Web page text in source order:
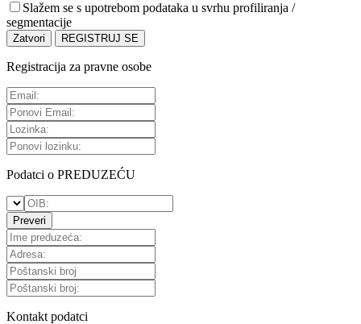
Slažem se s upotrebom podataka u svrhu profiliranja /
segmentacije
Zatvori REGISTRUJ SE
Registracija za pravne osobe
Podatci o PREDUZEĆU
Preveri
Kontakt podatci